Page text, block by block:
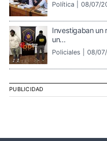
Política | 08/07/
Investigaban un
un...
Policiales | 08/
PUBLICIDAD